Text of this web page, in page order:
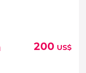
de las Á
200 US$